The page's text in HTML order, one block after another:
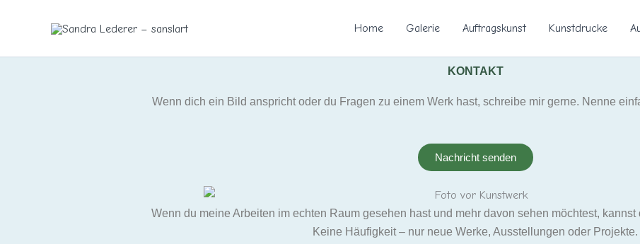
Home Galerie Auftragskunst Kunstdrucke
KONTAKT
Wenn dich ein Bild anspricht oder du Fragen zu einem Werk hast, schreibe mir gerne. Nenne
Nachricht senden
Wenn du meine Arbeiten im echten Raum gesehen hast und mehr davon sehen möchtest,
Keine Häufigkeit – nur neue Werke, Ausstellungen oder Projekte.